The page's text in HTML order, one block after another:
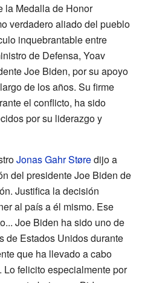
la Medalla de Honor
verdadero aliado del pueblo
inquebrantable entre
de Defensa, Yoav
Joe Biden, por su apoyo
de los años. Su firme
el conflicto, ha sido
por su liderazgo y
Jonas Gahr Støredijo a
del presidente Joe Biden de
Justifica la decisión
al país a él mismo. Ese
Joe Biden ha sido uno de
de Estados Unidos durante
que ha llevado a cabo
Lo felicito especialmente por